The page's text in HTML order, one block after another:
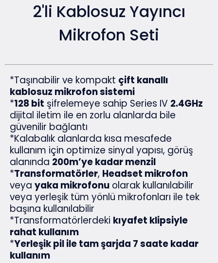
2'li Kablosuz Yayıncı
Mikrofon Seti
*Taşınabilir ve kompakt çift kanallı
kablosuz mikrofon sistemi
*128 bit şifrelemeye sahip Series IV 2.4GHz
dijital iletim ile en zorlu alanlarda bile
güvenilir bağlantı
*Kalabalık alanlarda kısa mesafede
kullanım için optimize sinyal yapısı, görüş
alanında 200m’ye kadar menzil
*Transformatörler, Headset mikrofon
veya yaka mikrofonu olarak kullanılabilir
veya yerleşik tüm yönlü mikrofonları ile tek
başına kullanılabilir
*Transformatörlerdeki kıyafet klipsiyle
rahat kullanım
*Yerleşik pil ile tam şarjda 7 saate kadar
kullanım